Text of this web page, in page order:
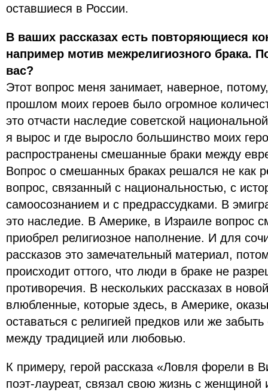
оставшиеся в России.
В ваших рассказах есть повторяющиеся
например мотив межрелигиозного брака.
вас?
Этот вопрос меня занимает, наверное,
прошлом моих героев было огромное
это отчасти наследие советской
я вырос и где выросло большинство моих
распространены смешанные браки между
Вопрос о смешанных браках решался не как
вопрос, связанный с национальностью, с
самоосознанием и с предрассудками. В
это наследие. В Америке, в Израиле вопрос
приобрел религиозное наполнение. И для
рассказов это замечательный материал,
происходит оттого, что люди в браке не
противоречия. В нескольких рассказах в
влюбленные, которые здесь, в Америке,
оставаться с религией предков или же
между традицией или любовью.
К примеру, герой рассказа «Ловля форели в
поэт-лауреат, связал свою жизнь с женщиной